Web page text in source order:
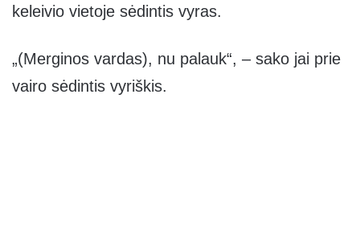
keleivio vietoje sėdintis vyras.
„(Merginos vardas), nu palauk“, – sako jai prie
vairo sėdintis vyriškis.